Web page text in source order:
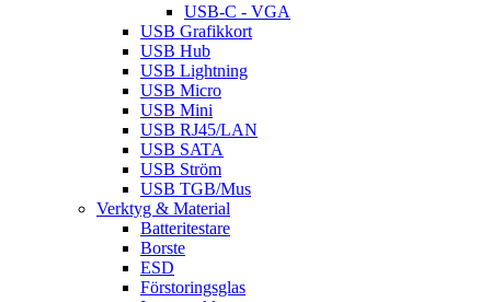
USB-C - VGA
USB Grafikkort
USB Hub
USB Lightning
USB Micro
USB Mini
USB RJ45/LAN
USB SATA
USB Ström
USB TGB/Mus
Verktyg & Material
Batteritestare
Borste
ESD
Förstoringsglas